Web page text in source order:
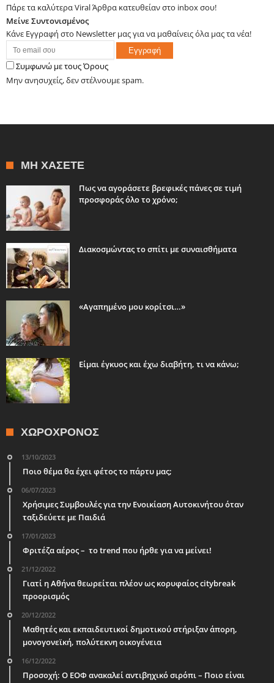
Πάρε τα καλύτερα Viral Άρθρα κατευθείαν στο inbox σου!
Μείνε Συντονισμένος
Κάνε Εγγραφή στο Newsletter μας για να μαθαίνεις όλα μας τα νέα!
Συμφωνώ με τους Όρους
Μην ανησυχείς, δεν στέλνουμε spam.
ΜΗ ΧΆΣΕΤΕ
Πως να αγοράσετε βρεφικές πάνες σε τιμή
προσφοράς όλο το χρόνο;
Διακοσμώντας το σπίτι με συναισθήματα
«Αγαπημένο μου κορίτσι…»
Είμαι έγκυος και έχω διαβήτη, τι να κάνω;
ΧΩΡΟΧΡΌΝΟΣ
13/10/2023
Ποιο θέμα θα έχει φέτος το πάρτυ μας;
06/07/2023
Χρήσιμες Συμβουλές για την Ενοικίαση Αυτοκινήτου όταν
ταξιδεύετε με Παιδιά
17/01/2023
Φριτέζα αέρος – το trend που ήρθε για να μείνει!
21/12/2022
Γιατί η Αθήνα θεωρείται πλέον ως κορυφαίος citybreak
προορισμός
20/12/2022
Μαθητές και εκπαιδευτικοί δημοτικού στήριξαν άπορη,
μονογονεϊκή, πολύτεκνη οικογένεια
16/12/2022
Προσοχή: Ο ΕΟΦ ανακαλεί αντιβηχικό σιρόπι – Ποιο είναι